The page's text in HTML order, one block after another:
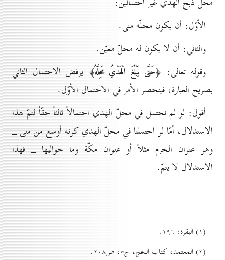
الأوّل: أن يكون محلّه منى.
والثاني: أن لا يكون له محلّ معيّن.
وقوله تعالى: ﴿حَتَّى يَبْلُغَ الْهَدْيُ مَحِلَّهُ﴾ يرفض الاحتمال الثاني
بصريح العبارة، فينحصر الأمر في الاحتمال الأوّل.
أقول: لو لم نحتمل في محلّ الهدي احتمالاً ثالثاً حقّاً لتمّ هذا
الاستدلال، أمّا لو احتملنا في محلّ الهدي كونه أوسع من منى _
وهو عنوان الحرم مثلاً أو عنوان مكّة وما حواليها _ فهذا
الاستدلال لا يتمّ.
(۱) البقرة: ۱۹٦.
(۲) المعتمد، كتاب الحج، ج٥، ص۲٠۸.